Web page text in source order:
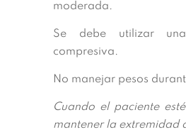
moderada.
Se debe utilizar
compresiva.
No manejar pesos
Cuando el paciente
mantener la extremidad